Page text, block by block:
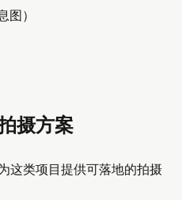
）
摄方案
这类项目提供可落地的拍摄